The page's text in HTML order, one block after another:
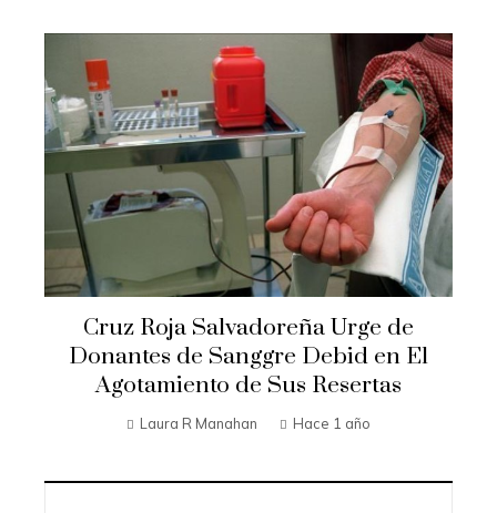
Cruz Roja Salvadoreña Urge de
Donantes de Sanggre Debid en El
Agotamiento de Sus Resertas
Laura R Manahan Hace 1 año